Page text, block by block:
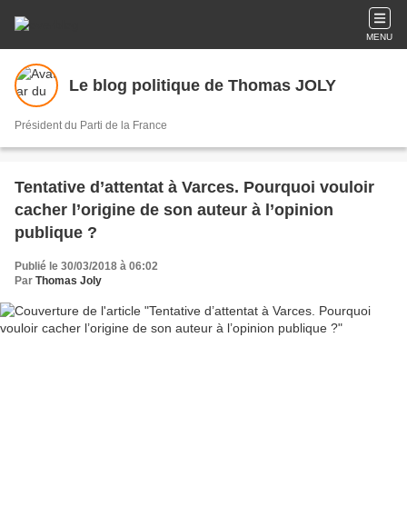
MENU
Le blog politique de Thomas JOLY
Président du Parti de la France
Tentative d’attentat à Varces. Pourquoi vouloir
cacher l’origine de son auteur à l’opinion
publique ?
Publié le 30/03/2018 à 06:02
Par Thomas Joly